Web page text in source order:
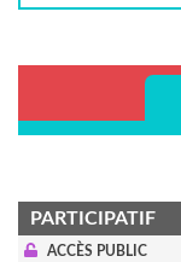
PARTICIPATIF
ACCÈS PUBLIC